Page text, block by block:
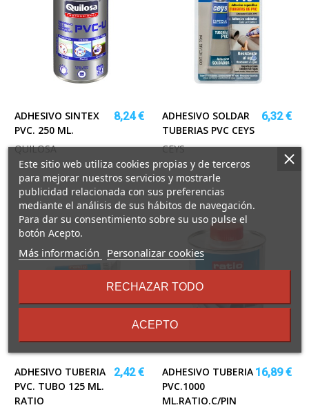
ADHESIVO SINTEX
PVC. 250 ML.
8,24 €
QUILOSA
ADHESIVO SOLDAR
TUBERIAS PVC CEYS
6,32 €
CEYS
ADHESIVO TUBERIA
PVC. TUBO 125 ML.
RATIO
2,42 €
ADHESIVO TUBERIA
PVC.1000
ML.RATIO.C/PIN
16,89 €
Este sitio web utiliza cookies propias y de terceros
para mejorar nuestros servicios y mostrarle
publicidad relacionada con sus preferencias
mediante el análisis de sus hábitos de navegación.
Para dar su consentimiento sobre su uso pulse el
botón Acepto.
Más información
sobre
términos
condiciones
Personalizar cookies
RECHAZAR TODO
ACEPTO